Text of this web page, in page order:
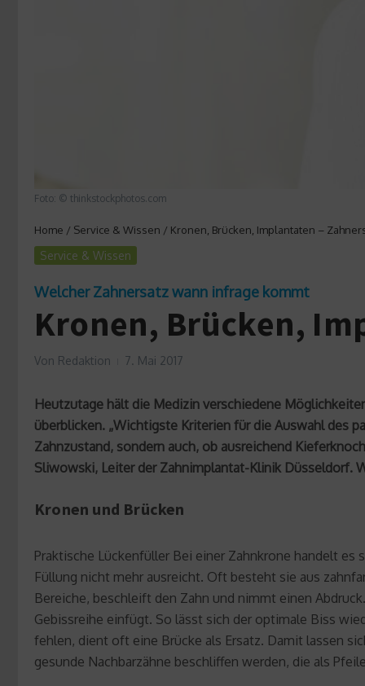
Foto: © thinkstockphotos.com
Home / Service & Wissen / Kronen, Brücken, Implantaten –
Service & Wissen
Welcher Zahnersatz wann infrage kommt
Kronen, Brücken,
Von Redaktion 7. Mai 2017
Heutzutage hält die Medizin verschiedene
überblicken. „Wichtigste Kriterien für die Auswahl des
Zahnzustand, sondern auch, ob ausreichend
Sliwowski, Leiter der Zahnimplantat-Klinik Düsseldorf.
Kronen und Brücken
Praktische Lückenfüller Bei einer Zahnkrone handelt
Füllung nicht mehr ausreicht. Oft besteht sie aus
Bereiche, beschleift den Zahn und nimmt einen
Gebissreihe einfügt. So lässt sich der optimale Biss
fehlen, dient oft eine Brücke als Ersatz. Damit lassen
gesunde Nachbarzähne beschliffen werden, die als